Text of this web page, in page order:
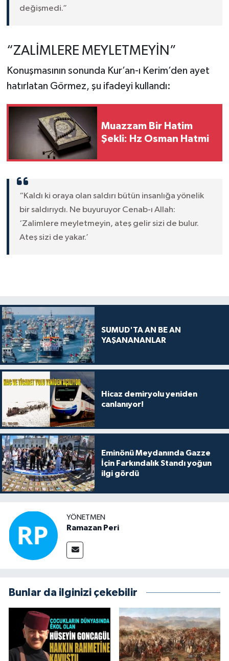
değişmedi.”
“ZALİMLERE MEYLETMEYİN”
Konuşmasının sonunda Kur’an-ı Kerim’den ayet
hatırlatan Görmez, şu ifadeyi kullandı:
Muazzam Bir Hatim
Şekli: Hz Osman Hatmi
“Kaldı ki oraya olan saldırı bütün insanlığa yönelik
bir saldırıydı. Ne buyuruyor Cenab-ı Allah:
‘Zalimlere meyletmeyin, ateş gelir sizi de bulur.
Ateş sizi de yakar.’
SUMUD'TA AN BE AN
YAŞANANANLAR
Hicaz demiryolu yeniden
canlanıyor!
Eminönü Meydanında Gazze
İçin Farkındalık Standı yoğun
ilgi gördü
YÖNETMEN
Ramazan Peri
Bunlar da ilginizi çekebilir